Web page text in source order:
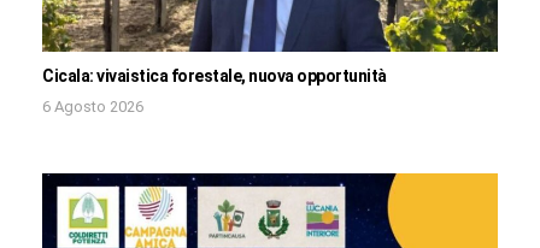
Cicala: vivaistica forestale, nuova opportunità
6 Agosto 2026